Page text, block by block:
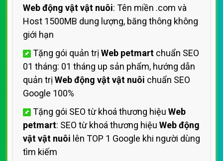
Web động vật vật nuôi: Tên miền .com và
Host 1500MB dung lượng, băng thông không
giới hạn
Tặng gói quản trị Web petmart chuẩn SEO
01 tháng: 01 tháng up sản phẩm, hướng dẫn
quản trị Web động vật vật nuôi chuẩn SEO
Google 100%
Tặng gói SEO từ khoá thương hiệu Web
petmart: SEO từ khoá thương hiệu Web động
vật vật nuôi lên TOP 1 Google khi người dùng
tìm kiếm